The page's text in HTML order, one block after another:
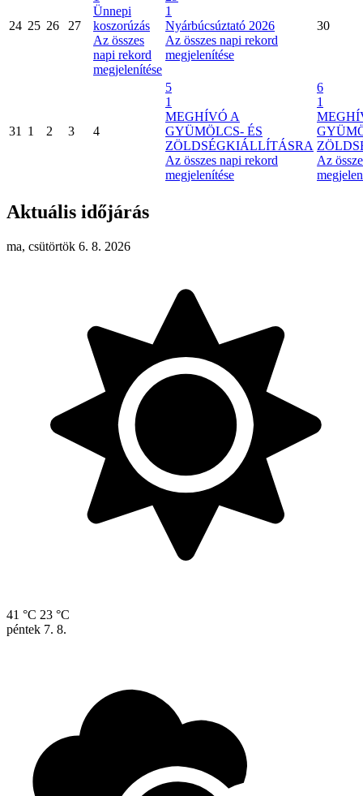
24 25 26 27
Ünnepi
koszorúzás
Az összes
napi rekord
megjelenítése
1
Nyárbúcsúztató 2026
Az összes napi rekord
megjelenítése
30
31 1 2 3 4
5
1
MEGHÍVÓ A
GYÜMÖLCS- ÉS
ZÖLDSÉGKIÁLLÍTÁSRA
Az összes napi rekord
megjelenítése
6
1
Az
Aktuális időjárás
ma, csütörtök 6. 8. 2026
41 °C 23 °C
péntek 7. 8.